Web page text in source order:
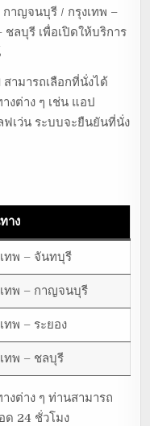
กาญจนบุรี / กรุงเทพ –
ชลบุรี เพื่อเปิดให้บริการ
สามารถเลือกที่นั่งได้
งต่าง ๆ เช่น แอป
ฟเว่น ระบบจะยืนยันที่นั่ง
าง
ทพ – จันทบุรี
เทพ – กาญจนบุรี
ทพ – ระยอง
ทพ – ชลบุรี
งต่าง ๆ ท่านสามารถ
ด 24 ชั่วโมง